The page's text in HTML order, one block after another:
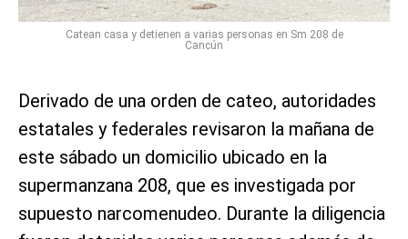
Catean casa y detienen a varias personas en Sm 208 de
Cancún
Derivado de una orden de cateo, autoridades
estatales y federales revisaron la mañana de
este sábado un domicilio ubicado en la
supermanzana 208, que es investigada por
supuesto narcomenudeo. Durante la diligencia